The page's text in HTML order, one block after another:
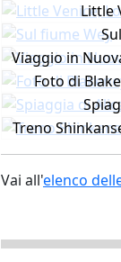
Little
Viaggio in
Foto di
Treno
Vai all'elenco